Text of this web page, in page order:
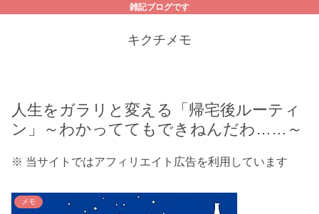
雑記ブログです
キクチメモ
人生をガラリと変える「帰宅後ルーティ
ン」～わかっててもできねんだわ……～
※ 当サイトではアフィリエイト広告を利用しています
メモ